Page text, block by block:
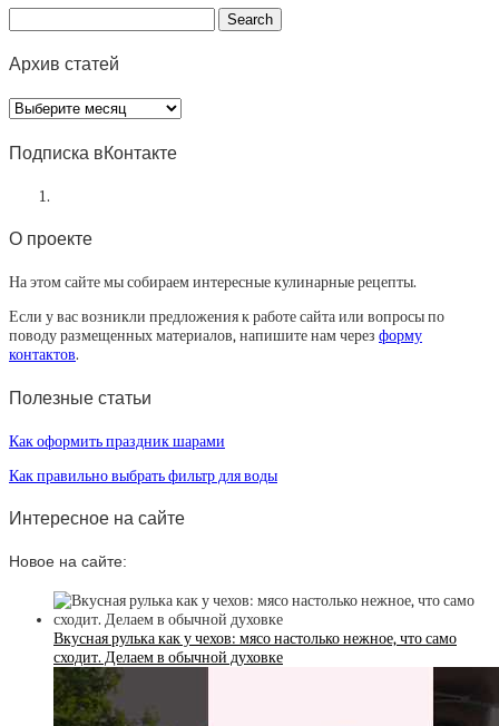
Архив статей
Архив
статей
Подписка вКонтакте
О проекте
На этом сайте мы собираем интересные кулинарные рецепты.
Если у вас возникли предложения к работе сайта или вопросы по
поводу размещенных материалов, напишите нам через форму
контактов.
Полезные статьи
Как оформить праздник шарами
Как правильно выбрать фильтр для воды
Интересное на сайте
Новое на сайте:
Вкусная рулька как у чехов: мясо настолько нежное, что само
сходит. Делаем в обычной духовке